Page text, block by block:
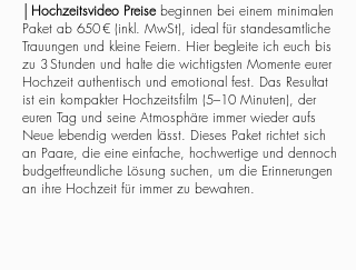
Hochzeitsvideo Preisebeginnen bei einem minimalen
Paket ab 650 € (inkl. MwSt), ideal für standesamtliche
Trauungen und kleine Feiern. Hier begleite ich euch bis
zu 3 Stunden und halte die wichtigsten Momente eurer
Hochzeit authentisch und emotional fest. Das Resultat
ist ein kompakter Hochzeitsfilm (5–10 Minuten), der
euren Tag und seine Atmosphäre immer wieder aufs
Neue lebendig werden lässt. Dieses Paket richtet sich
an Paare, die eine einfache, hochwertige und dennoch
budgetfreundliche Lösung suchen, um die Erinnerungen
an ihre Hochzeit für immer zu bewahren.